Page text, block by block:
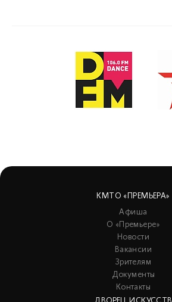
КМТО «ПРЕМЬЕРА»
Афиша
О «Премьере»
Новости
Вакансии
Зрителям
Документы
Контакты